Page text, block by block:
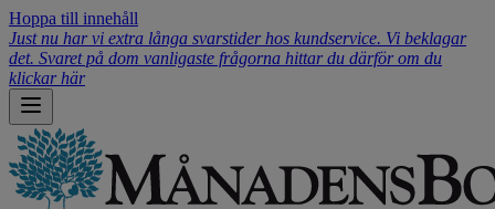
Hoppa till innehåll
Just nu har vi extra långa svarstider hos kundservice. Vi beklagar
det. Svaret på dom vanligaste frågorna hittar du därför om du
klickar här